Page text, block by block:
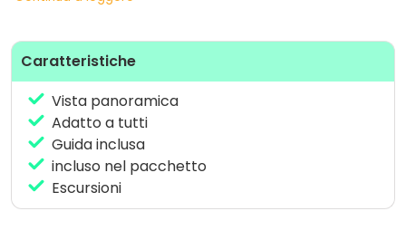
costa, dove la natura incontaminata regala scorci
panoramiche sull’oceano
Un’esperienza perfetta per chi ama non solo il
mare ma anche esplorare e lasciarsi sorprendere
dalla bellezza della natura di questi posti.
Caratteristiche
Vista panoramica
Adatto a tutti
Guida inclusa
incluso nel pacchetto
Escursioni